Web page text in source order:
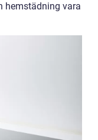
hemstädning vara